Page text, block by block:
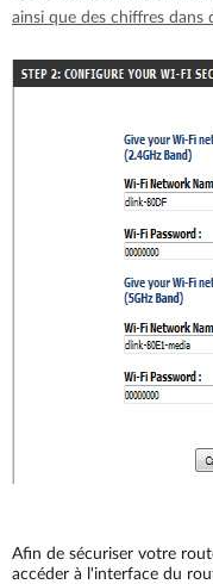
ainsi que des chiffres dans
Afin de sécuriser votre
accéder à l'interface du